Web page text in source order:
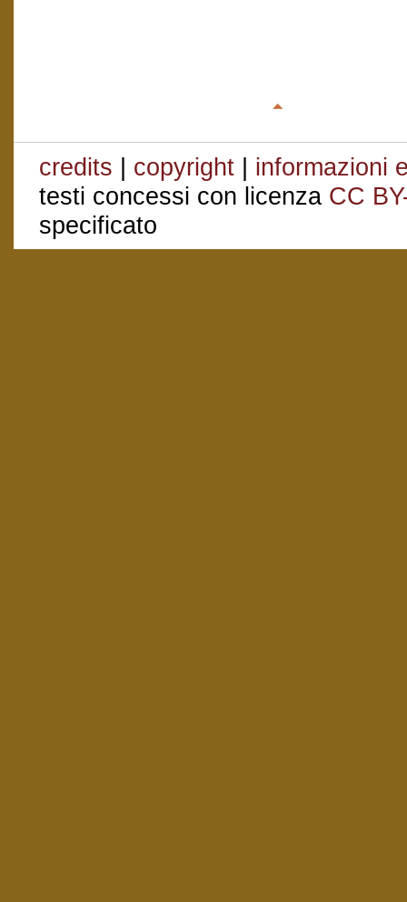
credits | copyright | informazioni
testi concessi con licenza CC
specificato